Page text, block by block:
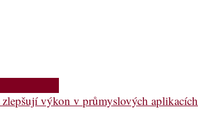
výkon v průmyslových aplikacích